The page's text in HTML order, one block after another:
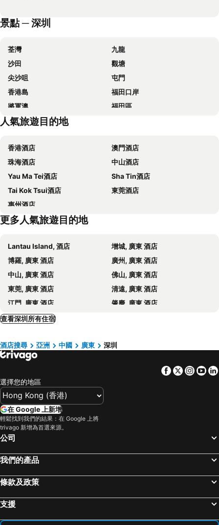
深圳格蘭雲天（中航城）大酒店
Holiday Inn Express Shenzhen Futian Center by IHG
深圳皇朝商務酒店
Metro Grand Hotel
深圳前海华侨城JW万豪酒店
Renaissance Shenzhen Luohu
InterContinental Shenzhen
Seaview Gleetour Hotel Shenzhen
DoubleTree by Hilton Shenzhen Nanshan Hotel & Residences
深圳木棉花酒店
Shenzhen Nanshan L'Hermitage
Four Seasons Hotel Shenzhen
Futian Shangri-La, Shenzhen
Kinkey Oriental Regent Hotel Shenzhen
Shangri-La Shenzhen
Holiday Inn Express Shenzhen Guangming by IHG
深圳金茂JW萬豪酒店
Sheraton Shenzhen Nanshan
Zense Inn Shenzhen
Shenzhenair International Hotel
Holiday Inn Express Shenzhen Luohu
Fairfield by Marriott Shenzhen Dameisha
Lavande Hotel (shenzhen Guangming International Automobile City Minghu Park Branch)
Decheng Apartment (shenzhen Wuhe Subway Station Branch)
Bontmino Executive Apartment (longgang, Shenzhen)
Hong Lake Metro Station, Luohu Shuibei International Jewelry City
Yuenan Country Hotel Xiangmi Park Agroforestry Subway Station Branch
We See
ADEN Hotel Shenzhen Nanshan
Doubletree By Hilton Shenzhen Bay
Shenzhenwanxiangqinghuajiudian
Cnhol Radient Hotel
Xinrun Hua Hotel Hongqiao Park Branch
UrCove by HYATT Futian CBD
深圳美逸酒店
Hilton Shenzhen Futian
Sentosa Hotel Shenzhen Majialong Branch
Holiday Inn Express Shenzhen Haiyuan City By Ihg
深圳前海华侨城JW万豪酒店
Crowne Plaza Shenzhen Wecc By Ihg
Hotel Kapok Shenzhen HouHai (Close to Shenzhen Bay)
Zhong Tian Mayfair
維也納國際酒店（深圳龍華萬眾城店）
Ruilong Hotel Shenzhen
景點 ─ 深圳
荃灣
九龍
沙田
觀塘
尖沙咀
屯門
香港島
福田口岸
將軍澳
福田區
Mong Kok Metro Station
元朗
紅磡
天水圍
Wan Chai Metro Station
海洋公園
深水埗區
錦繡中華民俗村
Nanao Xi Chong
深圳博物館
Lok Ma Chau Metro Station
Shenzhen Bao''an International Airport
Tsuen Wan West Metro Station
APLF Fashion Access
Kowloon Bay Metro Station
深圳歡樂谷
Hong Kong International Film & TV Market
Kowloon Park
Wu Kai Sha Metro Station
人氣旅遊目的地
香港酒店
澳門酒店
珠海酒店
中山酒店
Yau Ma Tei酒店
Sha Tin酒店
Tai Kok Tsui酒店
東莞酒店
惠州酒店
更多人氣旅遊目的地
Lantau Island, 酒店
增城, 廣東 酒店
博羅, 廣東 酒店
廣州, 廣東 酒店
中山, 廣東 酒店
佛山, 廣東 酒店
東莞, 廣東 酒店
清遠, 廣東 酒店
江門, 廣東 酒店
肇慶, 廣東 酒店
從化, 廣東 酒店
北京, 北京 酒店
杭州, 浙江 酒店
查看深圳所有住宿
酒店搜尋 亞洲 中國 廣東 深圳
Facebook
Twitter
選擇您的地區
在 Google 上新增
輕鬆找到我們的結果：在 Google 上將
trivago 新增為首選來源。
公司
我們的產品
條款及政策
支援